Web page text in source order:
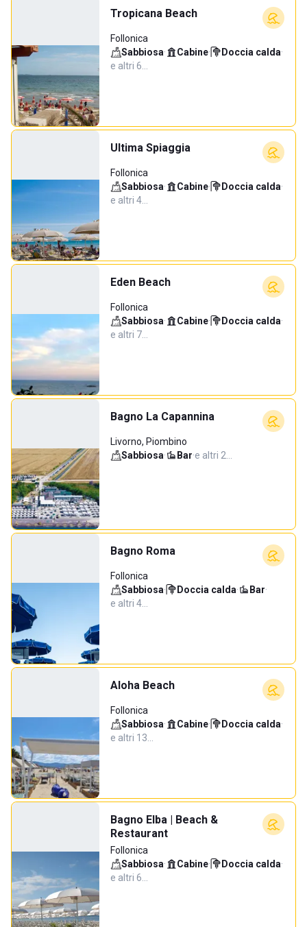
Tropicana Beach
Follonica
Sabbiosa· Cabine· Doccia calda·
e altri 6…
Ultima Spiaggia
Follonica
Sabbiosa· Cabine· Doccia calda·
e altri 4…
Eden Beach
Follonica
Sabbiosa· Cabine· Doccia calda·
e altri 7…
Bagno La Capannina
Livorno, Piombino
Sabbiosa· Bar·e altri 2…
Bagno Roma
Follonica
Sabbiosa· Doccia calda· Bar·
e altri 4…
Aloha Beach
Follonica
Sabbiosa· Cabine· Doccia calda·
e altri 13…
Bagno Elba | Beach &
Restaurant
Follonica
Sabbiosa· Cabine· Doccia calda·
e altri 6…